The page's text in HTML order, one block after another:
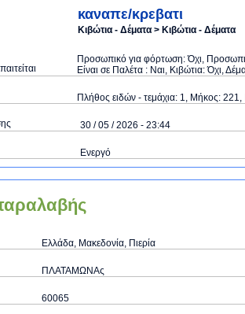
καναπε/κρεβατι
Κιβώτια - Δέματα > Κιβώτια - Δέματα
Προσωπικό για φόρτωση: Όχι,
Είναι σε Παλέτα : Ναι, Κιβώτια: Όχι,
Πλήθος ειδών - τεμάχια: 1, Μήκος:
30 / 05 / 2026 - 23:44
Ενεργό
Ελλάδα, Μακεδονία, Πιερία
ΠΛΑΤΑΜΩΝΑς
60065